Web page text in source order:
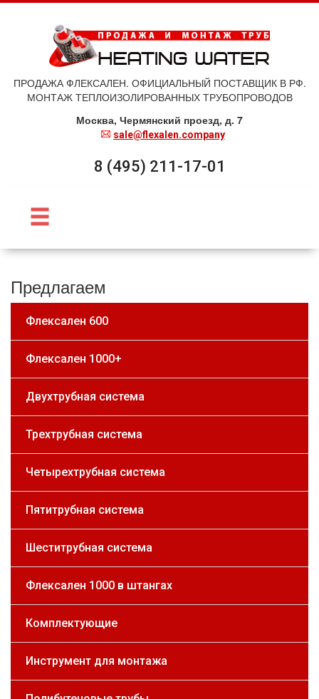
ПРОДАЖА ФЛЕКСАЛЕН. ОФИЦИАЛЬНЫЙ ПОСТАВЩИК В РФ.
МОНТАЖ ТЕПЛОИЗОЛИРОВАННЫХ ТРУБОПРОВОДОВ
Москва, Чермянский проезд, д. 7
sale@flexalen.company
8 (495) 211-17-01
Предлагаем
Флексален 600
Флексален 1000+
Двухтрубная система
Трехтрубная система
Четырехтрубная система
Пятитрубная система
Шеститрубная система
Флексален 1000 в штангах
Комплектующие
Инструмент для монтажа